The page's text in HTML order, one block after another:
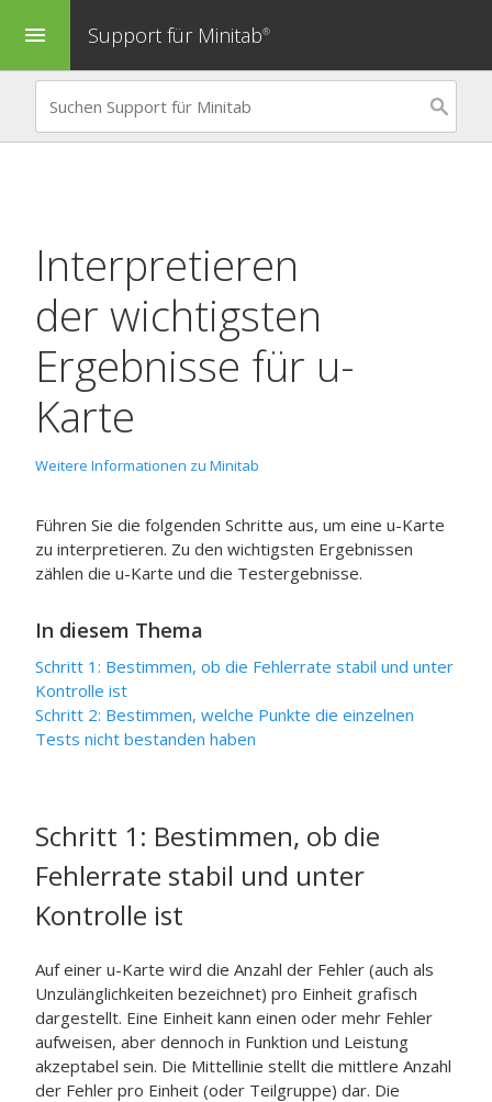
menu Support für Minitab®
Interpretieren
der wichtigsten
Ergebnisse für u-
Karte
Weitere Informationen zu Minitab
Führen Sie die folgenden Schritte aus, um eine u-Karte
zu interpretieren. Zu den wichtigsten Ergebnissen
zählen die u-Karte und die Testergebnisse.
In diesem Thema
Schritt 1: Bestimmen, ob die Fehlerrate stabil und unter
Kontrolle ist
Schritt 2: Bestimmen, welche Punkte die einzelnen
Tests nicht bestanden haben
Schritt 1: Bestimmen, ob die
Fehlerrate stabil und unter
Kontrolle ist
Auf einer u-Karte wird die Anzahl der Fehler (auch als
Unzulänglichkeiten bezeichnet) pro Einheit grafisch
dargestellt. Eine Einheit kann einen oder mehr Fehler
aufweisen, aber dennoch in Funktion und Leistung
akzeptabel sein. Die Mittellinie stellt die mittlere Anzahl
der Fehler pro Einheit (oder Teilgruppe) dar. Die